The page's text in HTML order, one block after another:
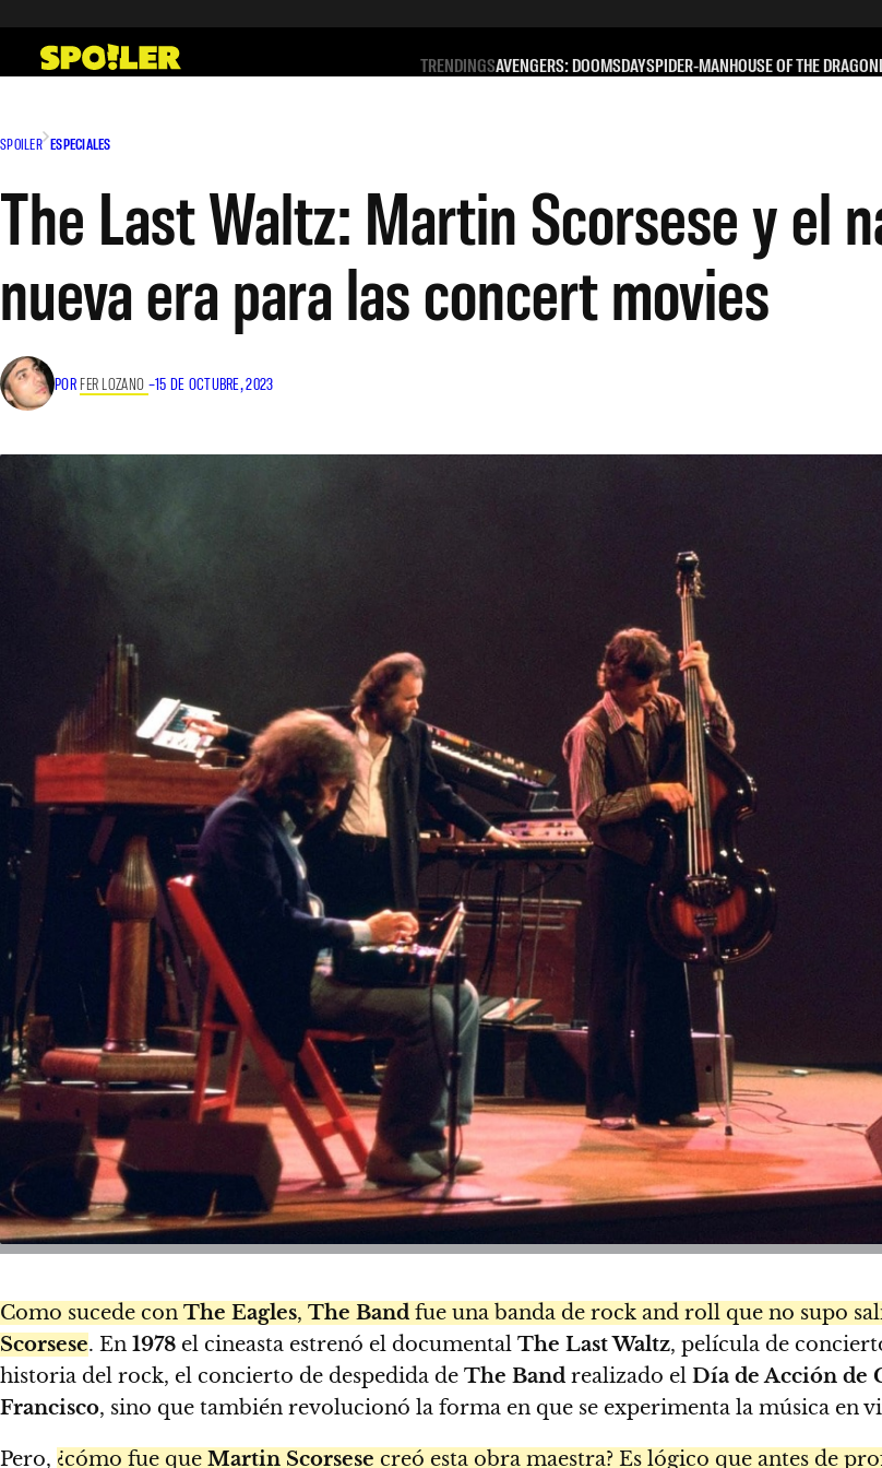
contenido
TRENDINGSAVENGERS: DOOMSDAYSPIDER-MANHOUSE OF THE DRAGON
SPOILER ESPECIALES
The Last Waltz: Martin Scorsese y el
nueva era para las concert movies
POR FER LOZANO –15 DE OCTUBRE, 2023
Como sucede con The Eagles, The Band fue una banda de rock and roll que no supo
Scorsese. En 1978 el cineasta estrenó el documental The Last Waltz, película de
historia del rock, el concierto de despedida de The Band realizado el Día de Acción de
Francisco, sino que también revolucionó la forma en que se experimenta la música en
Pero, ¿cómo fue que Martin Scorsese creó esta obra maestra? Es lógico que antes de